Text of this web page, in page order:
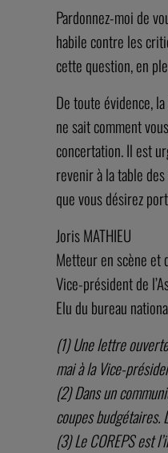
Pardonnez-moi de
habile contre les
cette question, en
De toute évidence,
ne sait comment
concertation. Il est
revenir à la table
que vous désirez
Joris MATHIEU
Metteur en scène et
Vice-président de
Elu du bureau
(1) Une lettre
mai à la Vice-
(2) Dans un
coupes budgétaires.
(3) Le COREPS est